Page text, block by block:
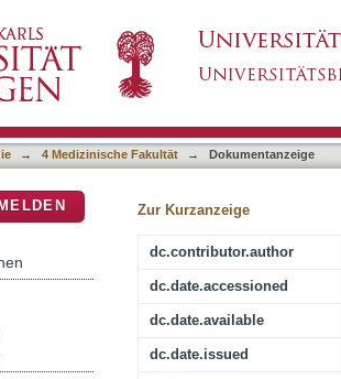
→ 4 Medizinische Fakultät → Dokumentanzeige
Zur Kurzanzeige
dc.contributor.author
dc.date.accessioned
dc.date.available
dc.date.issued